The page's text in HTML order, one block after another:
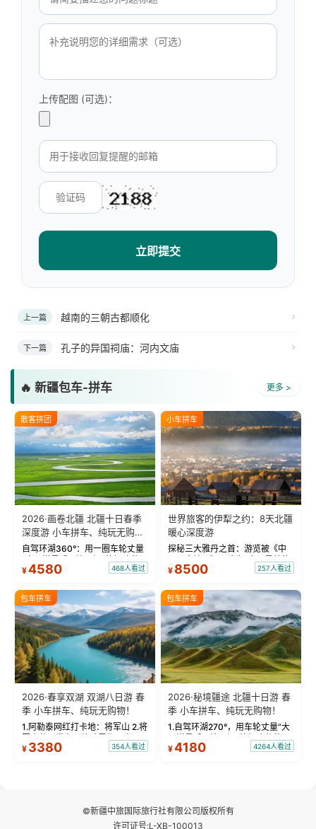
上传配图 (可选)：
立即提交
上一篇 越南的三朝古都顺化
下一篇 孔子的异国祠庙：河内文庙
🔥 新疆包车-拼车 更多 >
散客拼团
2026·画卷北疆 北疆十日春季
深度游 小车拼车、纯玩无购
物！
自驾环湖360°：用一圈车轮丈量
“大西洋最后一滴眼泪”的极致蔚
蓝。 赛湖旅拍：甄选多款风格服
绝美瞬间。 赛湖坦克300跟车视
频：专业摄影师...
¥4580 468人看过
小车拼车
世界旅客的伊犁之约：8天北疆
暖心深度游
探秘三大雅丹之首：游览被《中
国国家地理》评选为“中国最美的
三大雅丹”第一名的克拉玛依魔鬼
瓦人最大村落——禾木村，欣赏
晨雾与小木...
¥ 8500 257人看过
包车拼车
2026·春享双湖 双湖八日游 春
季 小车拼车、纯玩无购物！
1.阿勒泰网红打卡地：将军山 2.将
军山落日缆车，体验雪都风光 3.
将军山，夕阳派对，蹦迪party 4.
¥ 3380 354人看过
包车拼车
2026·秘境疆途 北疆十日游 春
季 小车拼车、纯玩无购物！
1.自驾环湖270°，用车轮丈量“大
西洋最后一滴眼泪”的极致蔚蓝，
让雪山、花海与深邃湖水在转弯
¥4180 4264人看过
©新疆中旅国际旅行社有限公司版权所有
许可证号:L-XB-100013